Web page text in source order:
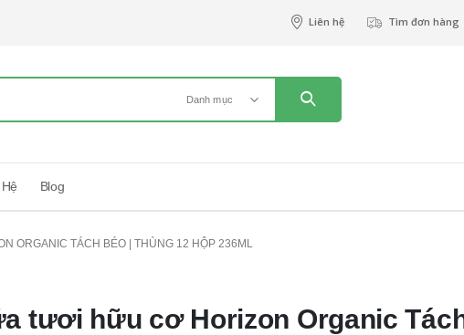
Liên hệ Tìm đơn hàng
Danh mục
Blog
ORGANIC TÁCH BÉO | THÙNG 12 HỘP 236ML
tươi hữu cơ Horizon Organic